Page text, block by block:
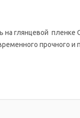
глянцевой пленке
прочного и